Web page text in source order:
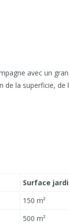
avec un
la superficie, de
Surface
150 m²
500 m²